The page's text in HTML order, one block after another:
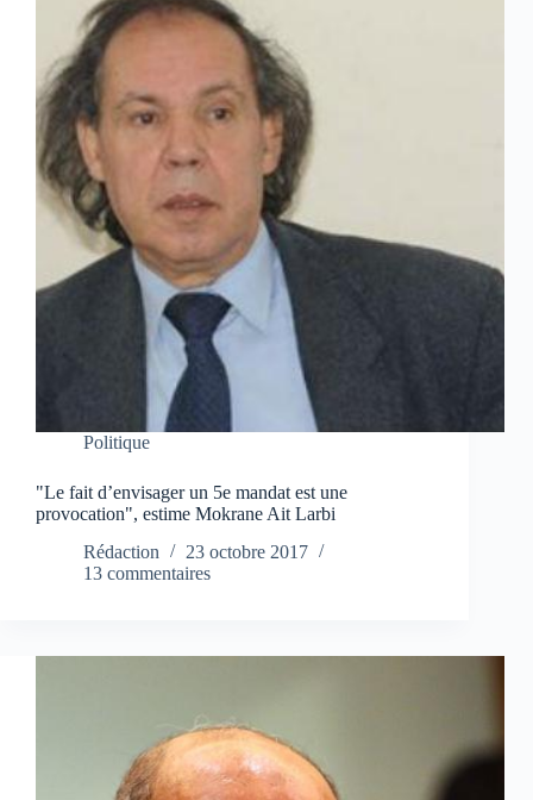
Politique
"Le fait d’envisager un 5e mandat est une
provocation", estime Mokrane Ait Larbi
Rédaction
23 octobre 2017
13 commentaires